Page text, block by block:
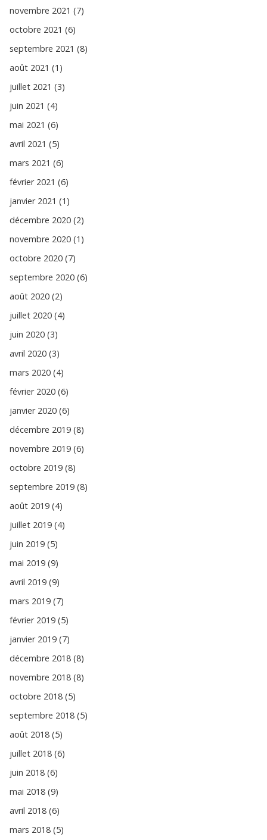
novembre 2021 (7)
octobre 2021 (6)
septembre 2021 (8)
août 2021 (1)
juillet 2021 (3)
juin 2021 (4)
mai 2021 (6)
avril 2021 (5)
mars 2021 (6)
février 2021 (6)
janvier 2021 (1)
décembre 2020 (2)
novembre 2020 (1)
octobre 2020 (7)
septembre 2020 (6)
août 2020 (2)
juillet 2020 (4)
juin 2020 (3)
avril 2020 (3)
mars 2020 (4)
février 2020 (6)
janvier 2020 (6)
décembre 2019 (8)
novembre 2019 (6)
octobre 2019 (8)
septembre 2019 (8)
août 2019 (4)
juillet 2019 (4)
juin 2019 (5)
mai 2019 (9)
avril 2019 (9)
mars 2019 (7)
février 2019 (5)
janvier 2019 (7)
décembre 2018 (8)
novembre 2018 (8)
octobre 2018 (5)
septembre 2018 (5)
août 2018 (5)
juillet 2018 (6)
juin 2018 (6)
mai 2018 (9)
avril 2018 (6)
mars 2018 (5)